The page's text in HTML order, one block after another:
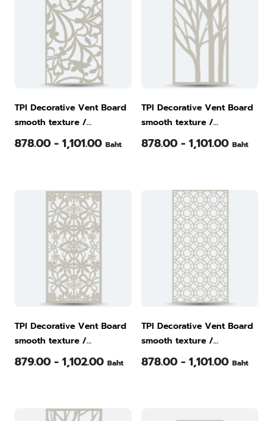
TPI Decorative Vent Board
smooth texture /
60x120x0.8 cm. / natural
color / Ka Ra Wek pattern
878.00 - 1,101.00 Baht
TPI Decorative Vent Board
smooth texture /
60x120x0.8 cm. / natural
color / Tree pattern (1)
878.00 - 1,101.00 Baht
TPI Decorative Vent Board
smooth texture /
60x120x0.8 cm. / natural
color / Cotton rose pattern
879.00 - 1,102.00 Baht
TPI Decorative Vent Board
smooth texture /
60x120x0.8 cm. / natural
color / Starlot pattern
878.00 - 1,101.00 Baht